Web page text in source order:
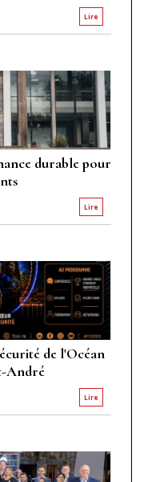
Lire
durable pour
Lire
de l'Océan
André
Lire